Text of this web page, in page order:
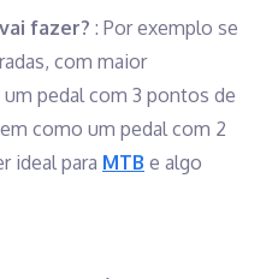
fazer? : Por exemplo se
com maior
pedal com 3 pontos de
como um pedal com 2
ideal para MTB e algo